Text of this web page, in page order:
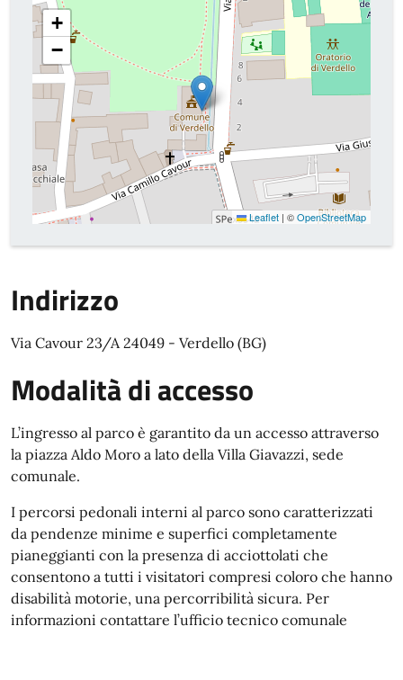
+
−
Leaflet | ©OpenStreetMap
Indirizzo
Via Cavour 23/A 24049 - Verdello (BG)
Modalità di accesso
L’ingresso al parco è garantito da un accesso attraverso
la piazza Aldo Moro a lato della Villa Giavazzi, sede
comunale.
I percorsi pedonali interni al parco sono caratterizzati
da pendenze minime e superfici completamente
pianeggianti con la presenza di acciottolati che
consentono a tutti i visitatori compresi coloro che hanno
disabilità motorie, una percorribilità sicura. Per
informazioni contattare l’ufficio tecnico comunale